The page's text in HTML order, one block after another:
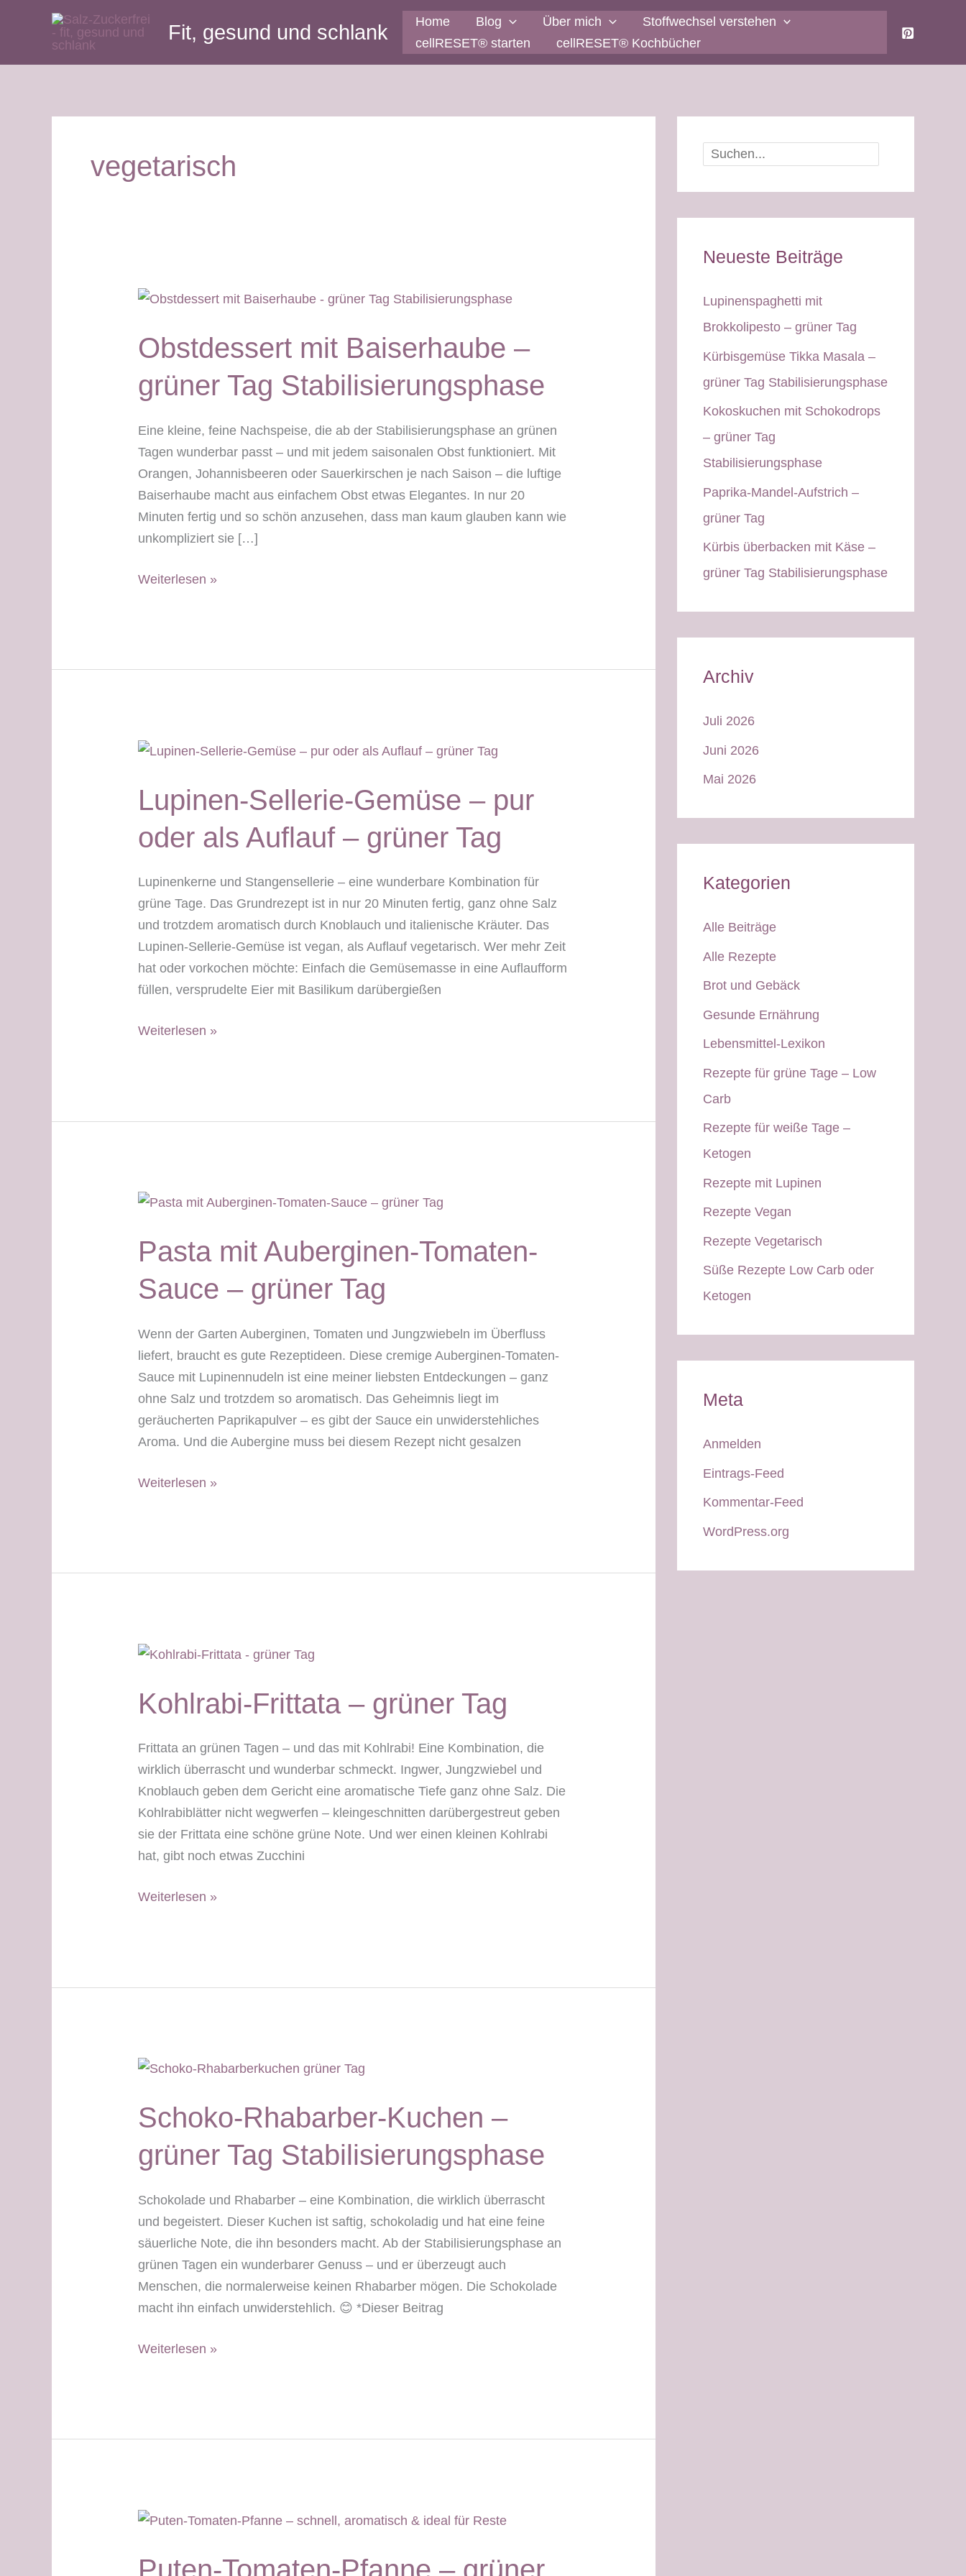
Fit, gesund und schlank Home Blog Über mich
Stoffwechsel verstehen
cellRESET® starten
cellRESET® Kochbücher
vegetarisch
Obstdessert mit Baiserhaube –
grüner Tag Stabilisierungsphase
Eine kleine, feine Nachspeise, die ab der Stabilisierungsphase an grünen
Tagen wunderbar passt – und mit jedem saisonalen Obst funktioniert. Mit
Orangen, Johannisbeeren oder Sauerkirschen je nach Saison – die luftige
Baiserhaube macht aus einfachem Obst etwas Elegantes. In nur 20
Minuten fertig und so schön anzusehen, dass man kaum glauben kann wie
unkompliziert sie […]
Obstdessert
Weiterlesen »
Lupinen-Sellerie-Gemüse – pur
oder als Auflauf – grüner Tag
Lupinenkerne und Stangensellerie – eine wunderbare Kombination für
grüne Tage. Das Grundrezept ist in nur 20 Minuten fertig, ganz ohne Salz
und trotzdem aromatisch durch Knoblauch und italienische Kräuter. Das
Lupinen-Sellerie-Gemüse ist vegan, als Auflauf vegetarisch. Wer mehr Zeit
hat oder vorkochen möchte: Einfach die Gemüsemasse in eine Auflaufform
füllen, versprudelte Eier mit Basilikum darübergießen
Lupinen-
–
Tag
Weiterlesen »
Pasta mit Auberginen-Tomaten-
Sauce – grüner Tag
Wenn der Garten Auberginen, Tomaten und Jungzwiebeln im Überfluss
liefert, braucht es gute Rezeptideen. Diese cremige Auberginen-Tomaten-
Sauce mit Lupinennudeln ist eine meiner liebsten Entdeckungen – ganz
ohne Salz und trotzdem so aromatisch. Das Geheimnis liegt im
geräucherten Paprikapulver – es gibt der Sauce ein unwiderstehliches
Aroma. Und die Aubergine muss bei diesem Rezept nicht gesalzen
Pasta
Weiterlesen »
Kohlrabi-Frittata – grüner Tag
Frittata an grünen Tagen – und das mit Kohlrabi! Eine Kombination, die
wirklich überrascht und wunderbar schmeckt. Ingwer, Jungzwiebel und
Knoblauch geben dem Gericht eine aromatische Tiefe ganz ohne Salz. Die
Kohlrabiblätter nicht wegwerfen – kleingeschnitten darübergestreut geben
sie der Frittata eine schöne grüne Note. Und wer einen kleinen Kohlrabi
hat, gibt noch etwas Zucchini
Kohlrabi-
Weiterlesen »
Schoko-Rhabarber-Kuchen –
grüner Tag Stabilisierungsphase
Schokolade und Rhabarber – eine Kombination, die wirklich überrascht
und begeistert. Dieser Kuchen ist saftig, schokoladig und hat eine feine
säuerliche Note, die ihn besonders macht. Ab der Stabilisierungsphase an
grünen Tagen ein wunderbarer Genuss – und er überzeugt auch
Menschen, die normalerweise keinen Rhabarber mögen. Die Schokolade
macht ihn einfach unwiderstehlich. 😊 *Dieser Beitrag
Schoko-
Weiterlesen »
Puten-Tomaten-Pfanne – grüner
Suchen
Neueste Beiträge
Lupinenspaghetti mit
Brokkolipesto – grüner Tag
Kürbisgemüse Tikka Masala –
grüner Tag Stabilisierungsphase
Kokoskuchen mit Schokodrops
– grüner Tag
Stabilisierungsphase
Paprika-Mandel-Aufstrich –
grüner Tag
Kürbis überbacken mit Käse –
grüner Tag Stabilisierungsphase
Archiv
Juli 2026
Juni 2026
Mai 2026
Kategorien
Alle Beiträge
Alle Rezepte
Brot und Gebäck
Gesunde Ernährung
Lebensmittel-Lexikon
Rezepte für grüne Tage – Low
Carb
Rezepte für weiße Tage –
Ketogen
Rezepte mit Lupinen
Rezepte Vegan
Rezepte Vegetarisch
Süße Rezepte Low Carb oder
Ketogen
Meta
Anmelden
Eintrags-Feed
Kommentar-Feed
WordPress.org